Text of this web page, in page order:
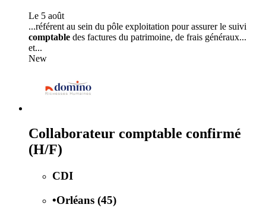
Le 5 août
...référent au sein du pôle exploitation pour assurer le suivi
comptable des factures du patrimoine, de frais généraux...
et...
New
Collaborateur comptable confirmé
(H/F)
CDI
•Orléans (45)